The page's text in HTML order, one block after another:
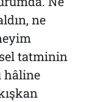
ne
tatminin
hâline